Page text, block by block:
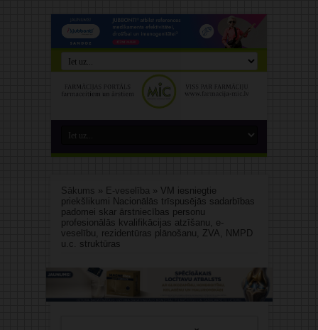
Sākums » E-veselība» VM iesniegtie
priekšlikumi Nacionālās trīspusējās sadarbības
padomei skar ārstniecības personu
profesionālās kvalifikācijas atzīšanu, e-
veselību, rezidentūras plānošanu, ZVA, NMPD
u.c. struktūras